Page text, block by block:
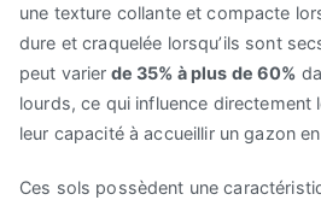
une texture collante et compacte
dure et craquelée lorsqu’ils sont
peut varier de 35% à plus de 60%
lourds, ce qui influence directement
leur capacité à accueillir un gazon
Ces sols possèdent une